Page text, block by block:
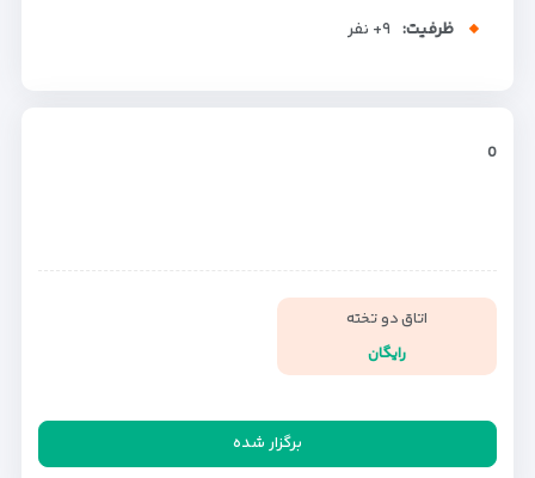
ظرفیت: +۹ نفر
0
اتاق دو تخته
رایگان
برگزار شده